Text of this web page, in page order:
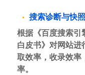
搜索诊断与快
根据《百度搜索引
白皮书》对网站
取效率，收录效率
率。